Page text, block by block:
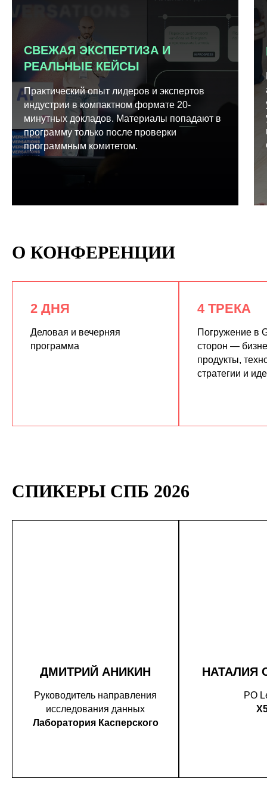
СВЕЖАЯ ЭКСПЕРТИЗА И
РЕАЛЬНЫЕ КЕЙСЫ
Практический опыт лидеров и экспертов
индустрии в компактном формате 20-
минутных докладов. Материалы попадают в
программу только после проверки
программным комитетом.
О КОНФЕРЕНЦИИ
2 ДНЯ
Деловая и вечерняя
программа
4 ТРЕКА
Погружение в
сторон —
продукты,
стратегии и
СПИКЕРЫ СПБ 2026
ДМИТРИЙ АНИКИН
Руководитель направления
исследования данных
Лаборатория Касперского
НАТАЛИЯ
PO